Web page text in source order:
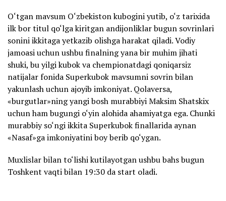
O‘tgan mavsum O‘zbekiston kubogini yutib, o‘z tarixida
ilk bor titul qo‘lga kiritgan andijonliklar bugun sovrinlari
sonini ikkitaga yetkazib olishga harakat qiladi. Vodiy
jamoasi uchun ushbu finalning yana bir muhim jihati
shuki, bu yilgi kubok va chempionatdagi qoniqarsiz
natijalar fonida Superkubok mavsumni sovrin bilan
yakunlash uchun ajoyib imkoniyat. Qolaversa,
«burgutlar»ning yangi bosh murabbiyi Maksim Shatskix
uchun ham bugungi o‘yin alohida ahamiyatga ega. Chunki
murabbiy so‘ngi ikkita Superkubok finallarida aynan
«Nasaf»ga imkoniyatini boy berib qo‘ygan.
Muxlislar bilan to‘lishi kutilayotgan ushbu bahs bugun
Toshkent vaqti bilan 19:30 da start oladi.